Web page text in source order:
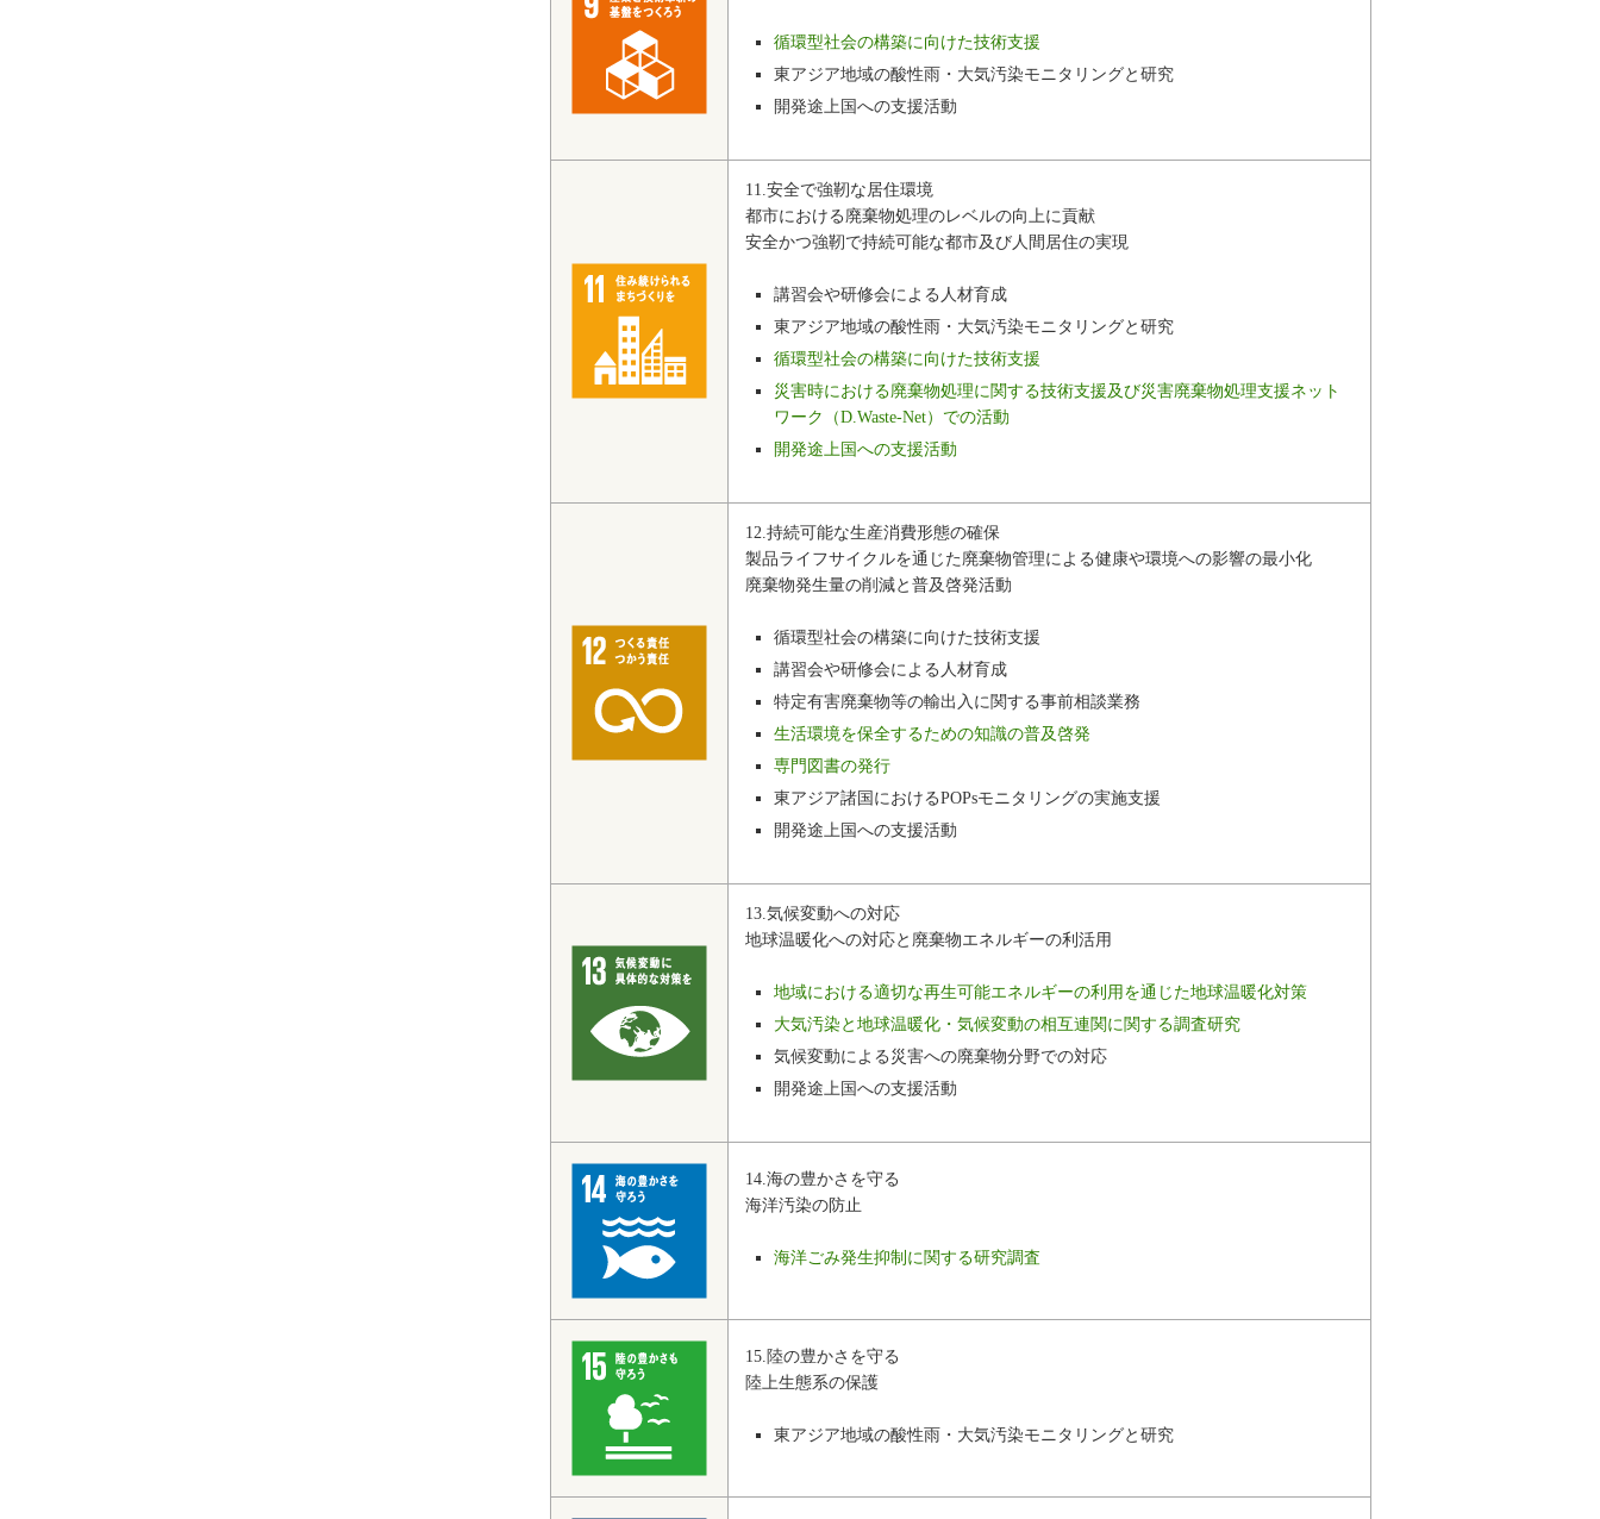
循環型社会の構築に向けた技術支援
東アジア地域の酸性雨・大気汚染モニタリングと研究
開発途上国への支援活動
11.安全で強靭な居住環境
都市における廃棄物処理のレベルの向上に貢献
安全かつ強靭で持続可能な都市及び人間居住の実現
講習会や研修会による人材育成
東アジア地域の酸性雨・大気汚染モニタリングと研究
循環型社会の構築に向けた技術支援
災害時における廃棄物処理に関する技術支援及び災害廃棄物処理支援ネット
ワーク（D.Waste-Net）での活動
開発途上国への支援活動
12.持続可能な生産消費形態の確保
製品ライフサイクルを通じた廃棄物管理による健康や環境への影響の最小化
廃棄物発生量の削減と普及啓発活動
循環型社会の構築に向けた技術支援
講習会や研修会による人材育成
特定有害廃棄物等の輸出入に関する事前相談業務
生活環境を保全するための知識の普及啓発
専門図書の発行
東アジア諸国におけるPOPsモニタリングの実施支援
開発途上国への支援活動
13.気候変動への対応
地球温暖化への対応と廃棄物エネルギーの利活用
地域における適切な再生可能エネルギーの利用を通じた地球温暖化対策
大気汚染と地球温暖化・気候変動の相互連関に関する調査研究
気候変動による災害への廃棄物分野での対応
開発途上国への支援活動
14.海の豊かさを守る
海洋汚染の防止
海洋ごみ発生抑制に関する研究調査
15.陸の豊かさを守る
陸上生態系の保護
東アジア地域の酸性雨・大気汚染モニタリングと研究